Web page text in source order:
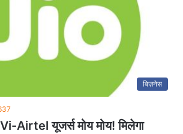
बिज़नेस
Airtel यूजर्स मोय मोय! मिलेगा